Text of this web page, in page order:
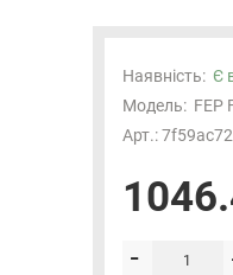
Наявність: Є
Модель: FEP
Арт.: 7f59ac72